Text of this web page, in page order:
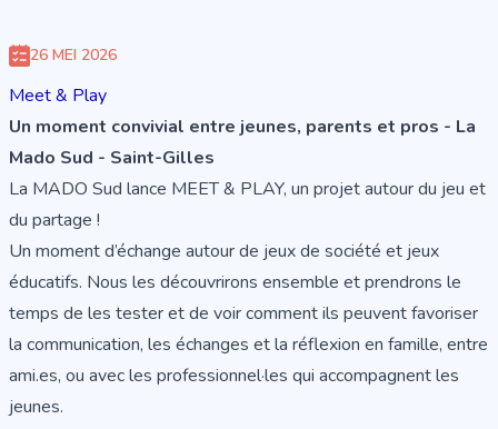
26 MEI 2026
Meet & Play
Un moment convivial entre jeunes, parents et pros - La
Mado Sud - Saint-Gilles
La MADO Sud lance MEET & PLAY, un projet autour du jeu et
du partage !
Un moment d’échange autour de jeux de société et jeux
éducatifs. Nous les découvrirons ensemble et prendrons le
temps de les tester et de voir comment ils peuvent favoriser
la communication, les échanges et la réflexion en famille, entre
ami.es, ou avec les professionnel·les qui accompagnent les
jeunes.